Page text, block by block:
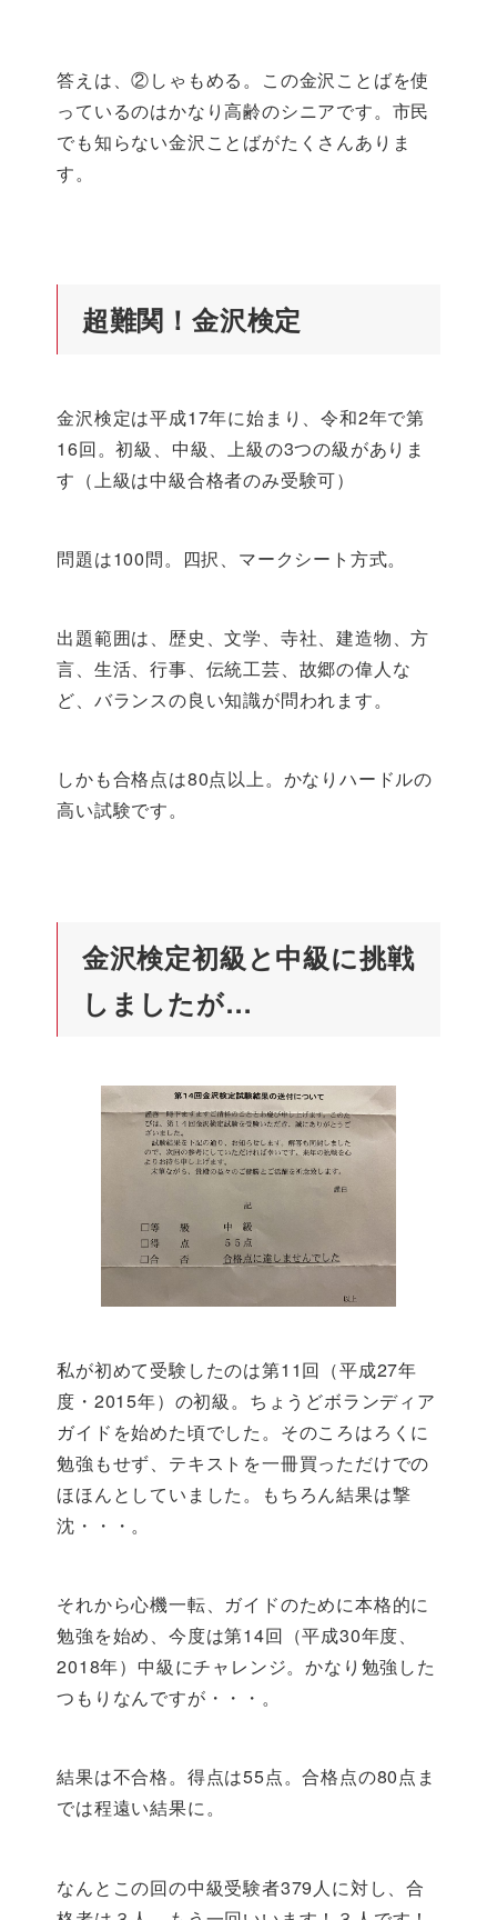
答えは、②しゃもめる。この金沢ことばを使
っているのはかなり高齢のシニアです。市民
でも知らない金沢ことばがたくさんありま
す。
超難関！金沢検定
金沢検定は平成17年に始まり、令和2年で第
16回。初級、中級、上級の3つの級がありま
す（上級は中級合格者のみ受験可）
問題は100問。四択、マークシート方式。
出題範囲は、歴史、文学、寺社、建造物、方
言、生活、行事、伝統工芸、故郷の偉人な
ど、バランスの良い知識が問われます。
しかも合格点は80点以上。かなりハードルの
高い試験です。
金沢検定初級と中級に挑戦
しましたが…
私が初めて受験したのは第11回（平成27年
度・2015年）の初級。ちょうどボランディア
ガイドを始めた頃でした。そのころはろくに
勉強もせず、テキストを一冊買っただけでの
ほほんとしていました。もちろん結果は撃
沈・・・。
それから心機一転、ガイドのために本格的に
勉強を始め、今度は第14回（平成30年度、
2018年）中級にチャレンジ。かなり勉強した
つもりなんですが・・・。
結果は不合格。得点は55点。合格点の80点ま
では程遠い結果に。
なんとこの回の中級受験者379人に対し、合